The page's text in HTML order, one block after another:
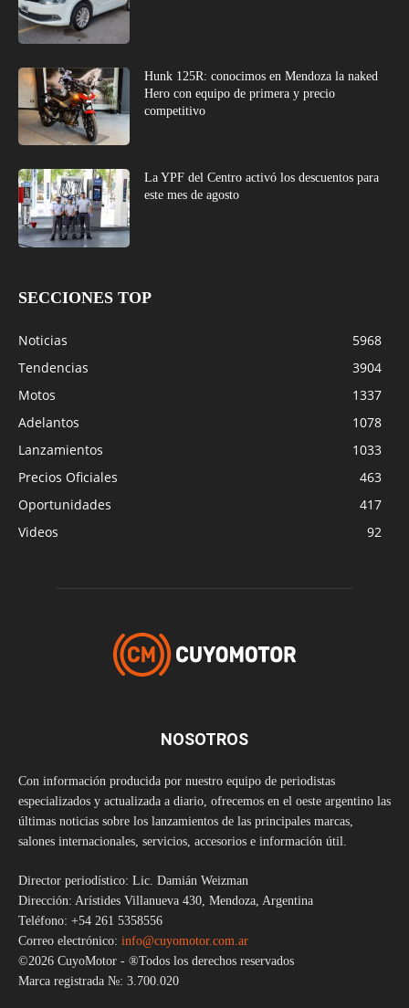
Hunk 125R: conocimos en Mendoza la naked
Hero con equipo de primera y precio
competitivo
La YPF del Centro activó los descuentos para
este mes de agosto
SECCIONES TOP
Noticias
5968
Tendencias
3904
Motos
1337
Adelantos
1078
Lanzamientos
1033
Precios Oficiales
463
Oportunidades
417
Videos
92
NOSOTROS
Con información producida por nuestro equipo de periodistas
especializados y actualizada a diario, ofrecemos en el oeste argentino las
últimas noticias sobre los lanzamientos de las principales marcas,
salones internacionales, servicios, accesorios e información útil.
Director periodístico: Lic. Damián Weizman
Dirección: Arístides Villanueva 430, Mendoza, Argentina
Teléfono: +54 261 5358556
Correo electrónico: info@cuyomotor.com.ar
©2026 CuyoMotor - ®Todos los derechos reservados
Marca registrada №: 3.700.020